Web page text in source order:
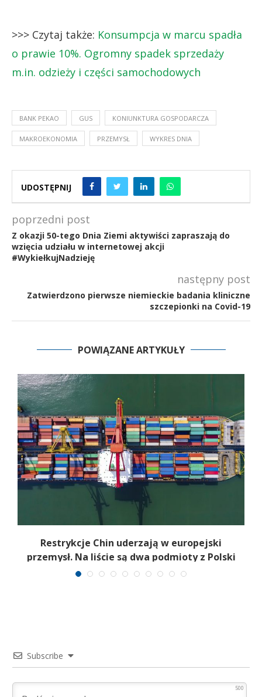
>>> Czytaj także: Konsumpcja w marcu spadła
o prawie 10%. Ogromny spadek sprzedaży
m.in. odzieży i części samochodowych
BANK PEKAO GUS KONIUNKTURA GOSPODARCZA
MAKROEKONOMIA PRZEMYSŁ WYKRES DNIA
UDOSTĘPNIJ
poprzedni post
Z okazji 50-tego Dnia Ziemi aktywiści zapraszają do
wzięcia udziału w internetowej akcji
#WykiełkujNadzieję
następny post
Zatwierdzono pierwsze niemieckie badania kliniczne
szczepionki na Covid-19
POWIĄZANE ARTYKUŁY
Restrykcje Chin uderzają w europejski
przemysł. Na liście są dwa podmioty z Polski
Subscribe
500